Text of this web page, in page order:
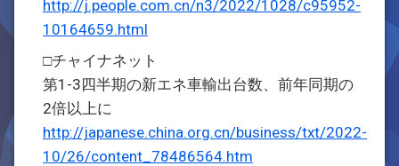
http://j.people.com.cn/n3/2022/1028/c95952-
10164659.html
□チャイナネット
第1-3四半期の新エネ車輸出台数、前年同期の
2倍以上に
http://japanese.china.org.cn/business/txt/2022-
10/26/content_78486564.htm